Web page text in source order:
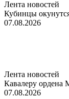
Лента новостей
Кубинцы
07.08.2026
Лента новостей
Кавалеру ордена
07.08.2026